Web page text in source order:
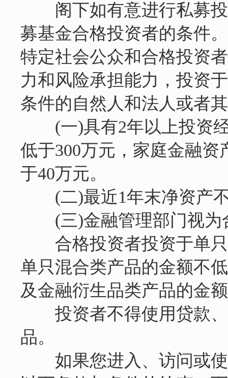
阁下如有意进行私募投
募基金合格投资者的条件
特定社会公众和合格投资
力和风险承担能力，投资
条件的自然人和法人或者
(一)具有2年以上投资经
低于300万元，家庭金融
于40万元。
(二)最近1年末净资产不
(三)金融管理部门视为
合格投资者投资于单只
单只混合类产品的金额不
及金融衍生品类产品的金
投资者不得使用贷款、
品。
如果您进入、访问或使